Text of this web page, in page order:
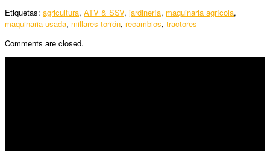
Etiquetas: agricultura, ATV & SSV, jardinería, maquinaria agrícola,
maquinaria usada, millares torrón, recambios, tractores
Comments are closed.